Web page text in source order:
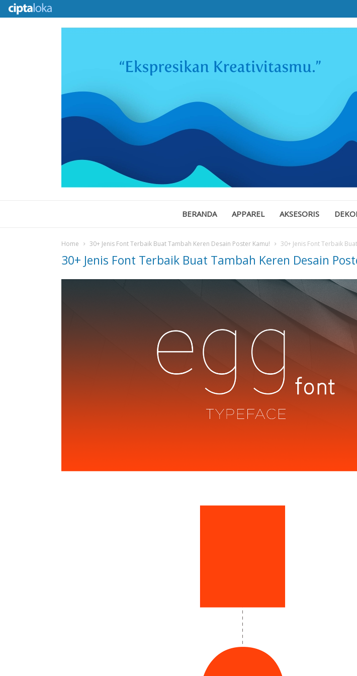
BERANDA APPAREL AKSESORIS
Home 30+ Jenis Font Terbaik Buat Tambah Keren Desain Poster Kamu! 30+ Jenis Font Terbaik
30+ Jenis Font Terbaik Buat Tambah Keren Desain